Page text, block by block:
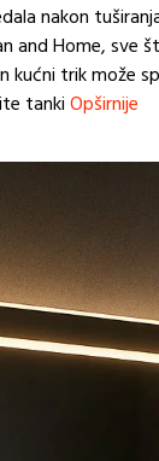
nakon
and Home, sve
kućni trik može
tankiOpširnije